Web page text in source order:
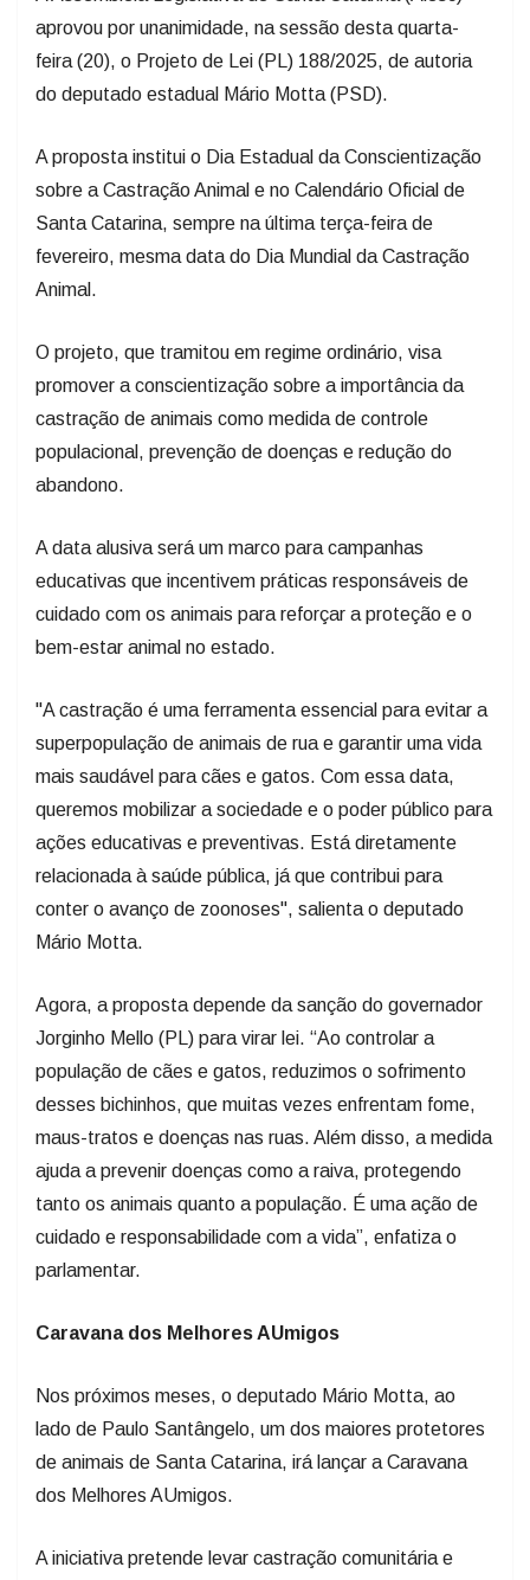
feira (20), o Projeto de Lei (PL) 188/2025, de autoria
do deputado estadual Mário Motta (PSD).
sobre a Castração Animal e no Calendário Oficial de
Santa Catarina, sempre na última terça-feira de
fevereiro, mesma data do Dia Mundial da Castração
Animal.
promover a conscientização sobre a importância da
castração de animais como medida de controle
populacional, prevenção de doenças e redução do
abandono.
educativas que incentivem práticas responsáveis de
cuidado com os animais para reforçar a proteção e o
bem-estar animal no estado.
superpopulação de animais de rua e garantir uma vida
mais saudável para cães e gatos. Com essa data,
queremos mobilizar a sociedade e o poder público para
ações educativas e preventivas. Está diretamente
relacionada à saúde pública, já que contribui para
conter o avanço de zoonoses", salienta o deputado
Mário Motta.
Jorginho Mello (PL) para virar lei. “Ao controlar a
população de cães e gatos, reduzimos o sofrimento
desses bichinhos, que muitas vezes enfrentam fome,
maus-tratos e doenças nas ruas. Além disso, a medida
ajuda a prevenir doenças como a raiva, protegendo
tanto os animais quanto a população. É uma ação de
cuidado e responsabilidade com a vida”, enfatiza o
parlamentar.
lado de Paulo Santângelo, um dos maiores protetores
de animais de Santa Catarina, irá lançar a Caravana
dos Melhores AUmigos.
itinerante aos municípios de Santa Catarina, por meio